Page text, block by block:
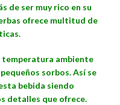
de ser muy rico en su
ofrece multitud de
temperatura ambiente
sorbos. Así se
bebida siendo
detalles que ofrece.